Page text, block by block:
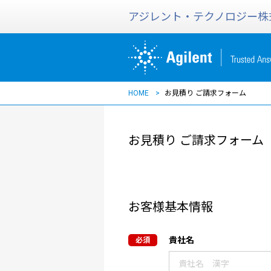
アジレント・テクノロジー
HOME お見積り ご請求フォーム
お見積り ご請求フォーム
お客様基本情報
貴社名